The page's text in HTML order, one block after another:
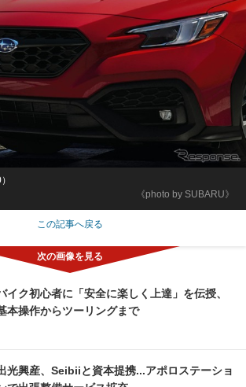
《photo by SUBARU》
この記事へ戻る
イク初心者に「安全に楽しく上達」を伝授、
本操作からツーリングまで
光興産、Seibiiと資本提携...アポロステーショ